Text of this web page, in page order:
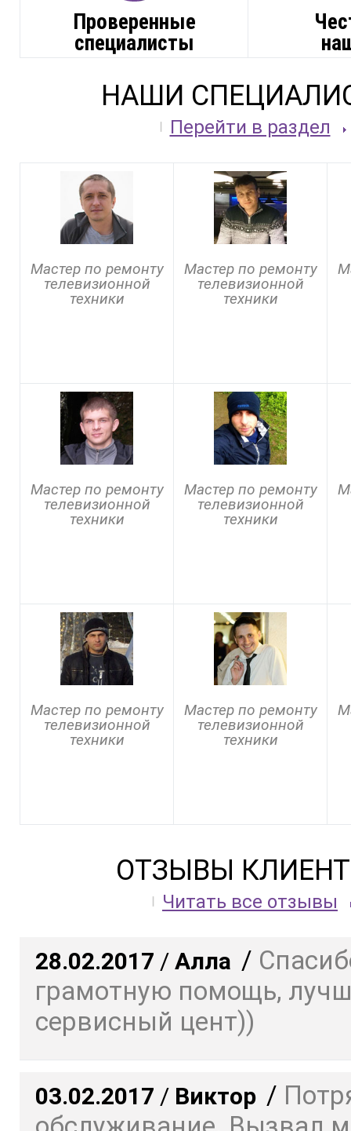
Проверенные
специалисты
НАШИ
Перейти в раздел
Мастер по ремонту
телевизионной
техники
Мастер по ремонту
телевизионной
техники
Мастер по ремонту
телевизионной
техники
Мастер по ремонту
телевизионной
техники
Мастер по ремонту
телевизионной
техники
Мастер по ремонту
телевизионной
техники
ОТЗЫВЫ
Читать все отзывы
28.02.2017 / Алла /
грамотную помощь,
сервисный цент))
03.02.2017 / Виктор /